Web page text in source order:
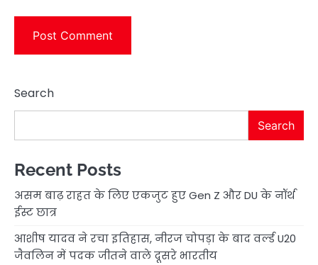
Search
Search
Recent Posts
असम बाढ़ राहत के लिए एकजुट हुए Gen Z और DU के नॉर्थ
ईस्ट छात्र
आशीष यादव ने रचा इतिहास, नीरज चोपड़ा के बाद वर्ल्ड U20
जैवलिन में पदक जीतने वाले दूसरे भारतीय